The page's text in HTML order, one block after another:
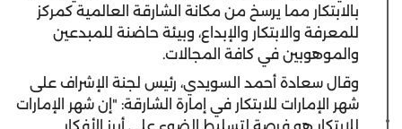
بالابتكار مما يرسخ من مكانة الشارقة العالمية كمركز
للمعرفة والابتكار والإبداع، وبيئة حاضنة للمبدعين
والموهوبين في كافة المجالات.
وقال سعادة أحمد السويدي، رئيس لجنة الإشراف على
شهر الإمارات للابتكار في إمارة الشارقة: "إن شهر الإمارات